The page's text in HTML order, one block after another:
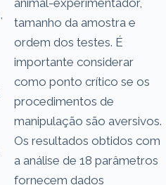
tamanho da amostra e
ordem dos testes. É
importante considerar
como ponto crítico se os
procedimentos de
manipulação são aversivos.
Os resultados obtidos com
a análise de 18 parâmetros
fornecem dados